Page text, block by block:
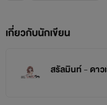
เกี่ยวกับนักเขียน